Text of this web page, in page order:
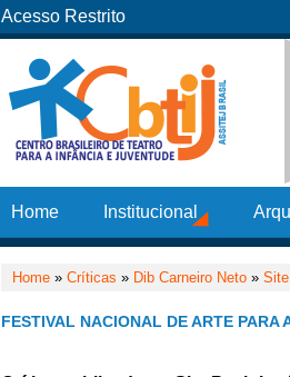
Acesso Restrito
Home Institucional
Home » Críticas » Dib Carneiro Neto »
FESTIVAL NACIONAL DE ARTE PARA